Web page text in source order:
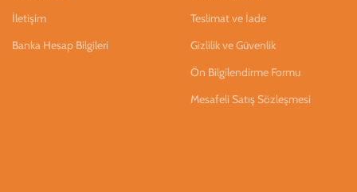
İletişim
Banka Hesap Bilgileri
Teslimat ve İade
Gizlilik ve Güvenlik
Ön Bilgilendirme Formu
Mesafeli Satış Sözleşmesi